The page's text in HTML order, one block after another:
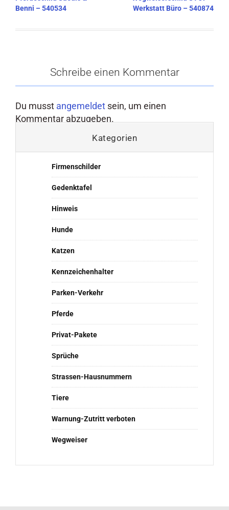
Benni – 540534
Werkstatt Büro – 540874
Schreibe einen Kommentar
Du musst angemeldet sein, um einen
Kommentar abzugeben.
Kategorien
Firmenschilder
Gedenktafel
Hinweis
Hunde
Katzen
Kennzeichenhalter
Parken-Verkehr
Pferde
Privat-Pakete
Sprüche
Strassen-Hausnummern
Tiere
Warnung-Zutritt verboten
Wegweiser